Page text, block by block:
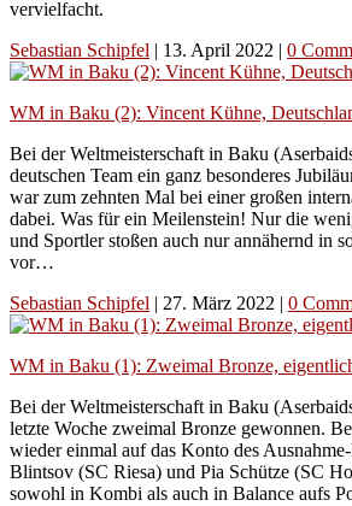
vervielfacht.
Sebastian Schipfel | 13. April 2022 | 0
WM in Baku (2): Vincent Kühne,
Bei der Weltmeisterschaft in Baku
deutschen Team ein ganz besonderes
war zum zehnten Mal bei einer großen
dabei. Was für ein Meilenstein! Nur die
und Sportler stoßen auch nur annähernd in
vor…
Sebastian Schipfel | 27. März 2022 | 0
WM in Baku (1): Zweimal Bronze,
Bei der Weltmeisterschaft in Baku
letzte Woche zweimal Bronze gewonnen.
wieder einmal auf das Konto des
Blintsov (SC Riesa) und Pia Schütze (SC
sowohl in Kombi als auch in Balance aufs